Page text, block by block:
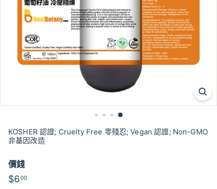
KOSHER 認證; Cruelty Free 零殘忍; Vegan 認證; Non-GMO
非基因改造
價錢
特
特
$600